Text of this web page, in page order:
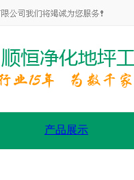
产品展示